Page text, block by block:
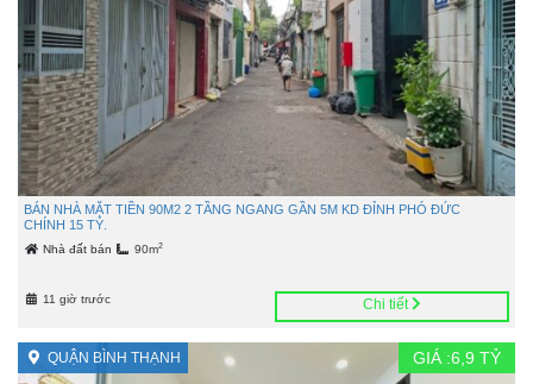
BÁN NHÀ MẶT TIỀN 90M2 2 TẦNG NGANG GẦN 5M KD ĐỈNH PHÓ ĐỨC
CHÍNH 15 TỶ.
Nhà đất bán 90m2
11 giờ trước Chi tiết
QUẬN BÌNH THẠNH GIÁ :6,9 TỶ